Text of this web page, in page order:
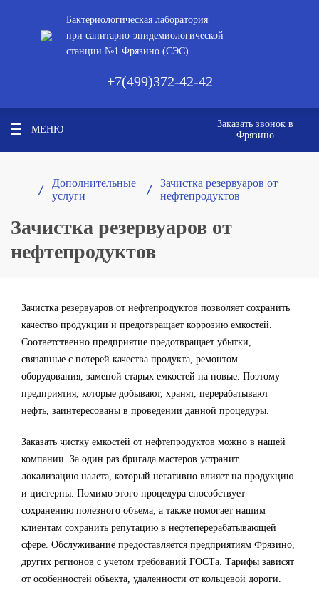
Бактериологическая лаборатория
при санитарно-эпидемиологической
станции №1 Фрязино (СЭС)
+7(499)372-42-42
МЕНЮ
Заказать звонок в
Фрязино
/
Дополнительные
услуги
/ Зачистка резервуаров от
нефтепродуктов
Зачистка резервуаров от
нефтепродуктов
Зачистка резервуаров от нефтепродуктов позволяет сохранить
качество продукции и предотвращает коррозию емкостей.
Соответственно предприятие предотвращает убытки,
связанные с потерей качества продукта, ремонтом
оборудования, заменой старых емкостей на новые. Поэтому
предприятия, которые добывают, хранят, перерабатывают
нефть, заинтересованы в проведении данной процедуры.
Заказать чистку емкостей от нефтепродуктов можно в нашей
компании. За один раз бригада мастеров устранит
локализацию налета, который негативно влияет на продукцию
и цистерны. Помимо этого процедура способствует
сохранению полезного объема, а также помогает нашим
клиентам сохранить репутацию в нефтеперерабатывающей
сфере. Обслуживание предоставляется предприятиям Фрязино,
других регионов с учетом требований ГОСТа. Тарифы зависят
от особенностей объекта, удаленности от кольцевой дороги.